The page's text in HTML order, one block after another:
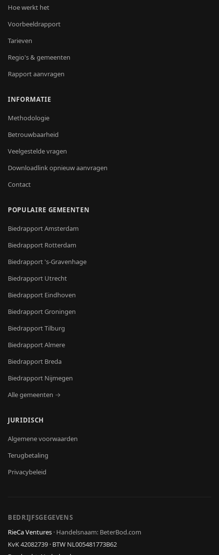
Hoe werkt het
Voorbeeldrapport
Tarieven
Regio's & gemeenten
Rapport aanvragen
INFORMATIE
Methodologie
Betrouwbaarheid
Veelgestelde vragen
Downloadlink opnieuw aanvragen
Contact
POPULAIRE GEMEENTEN
BiedrapportAmsterdam
Biedrapport Rotterdam
Biedrapport 's-Gravenhage
Biedrapport Utrecht
Biedrapport Eindhoven
BiedrapportGroningen
BiedrapportTilburg
BiedrapportAlmere
Biedrapport Breda
Biedrapport Nijmegen
Alle gemeenten →
JURIDISCH
Algemene voorwaarden
Terugbetaling
Privacybeleid
BEDRIJFSGEGEVENS
RieCa Ventures · Handelsnaam: BeterBod.com
KvK42082739 · BTW NL005481773B62